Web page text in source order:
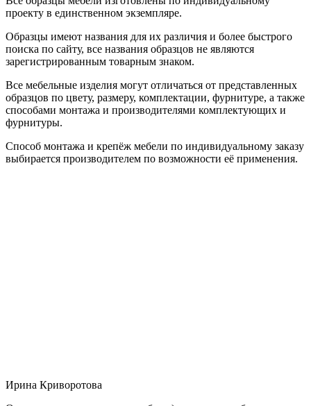
проекту в единственном экземпляре.
Образцы имеют названия для их различия и более быстрого
поиска по сайту, все названия образцов не являются
зарегистрированным товарным знаком.
Все мебельные изделия могут отличаться от представленных
образцов по цвету, размеру, комплектации, фурнитуре, а также
способами монтажа и производителями комплектующих и
фурнитуры.
Способ монтажа и крепёж мебели по индивидуальному заказу
выбирается производителем по возможности её применения.
Ирина Криворотова